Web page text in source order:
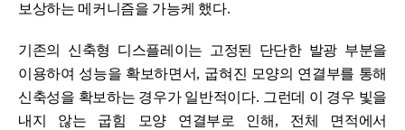
보상하는 메커니즘을 가능케 했다.
기존의 신축형 디스플레이는 고정된 단단한 발광 부분을
이용하여 성능을 확보하면서, 굽혀진 모양의 연결부를 통해
신축성을 확보하는 경우가 일반적이다. 그런데 이 경우 빛을
내지 않는 굽힘 모양 연결부로 인해 , 전체 면적에서